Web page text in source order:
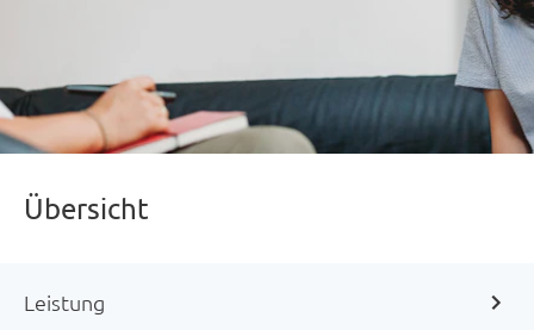
Übersicht
Leistung